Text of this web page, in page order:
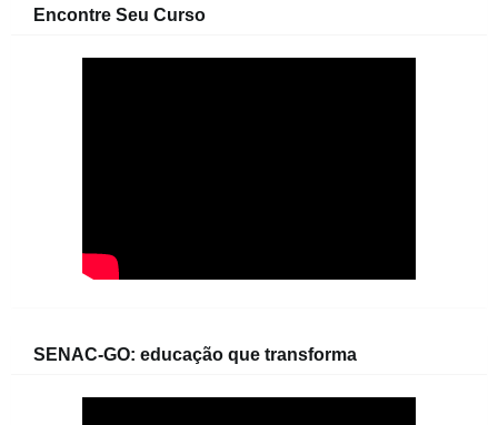
Encontre Seu Curso
SENAC-GO: educação que transforma